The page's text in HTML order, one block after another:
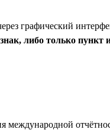
графический
либо только пункт